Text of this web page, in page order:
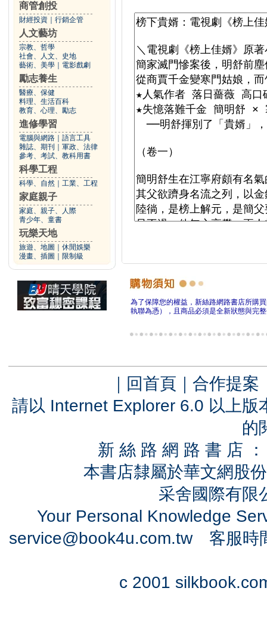
商管創投
財經投資 行銷企管
人文藝坊
宗教、哲學
社會、人文、史地
藝術、美學
電影戲劇
勵志養生
醫療、保健
料理、生活百科
教育、心理、勵志
進修學習
電腦與網路
語言工具
雜誌、期刊
軍政、法律
參考、考試、教科用書
科學工程
科學、自然 工業、工程
家庭親子
家庭、親子、人際
青少年、童書
玩樂天地
旅遊、地圖
休閒娛樂
漫畫、插圖
限制級
為了保障您的權益，新絲路網路書店所購
執聯為憑），且商品必須是全新狀態與完
｜ 回首頁 ｜ 合作提案
請以 Internet Explorer 6.0 以上
的
新 絲 路 網 路 書 店
本書店隸屬於華文網股
采舍國際有
Your Personal Knowledge
service@book4u.com.tw客服時
c 2001